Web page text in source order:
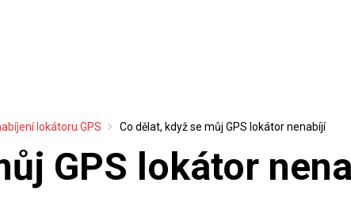
lokátoru GPS Co dělat, když se můj GPS lokátor nenabíjí
GPS lokátor